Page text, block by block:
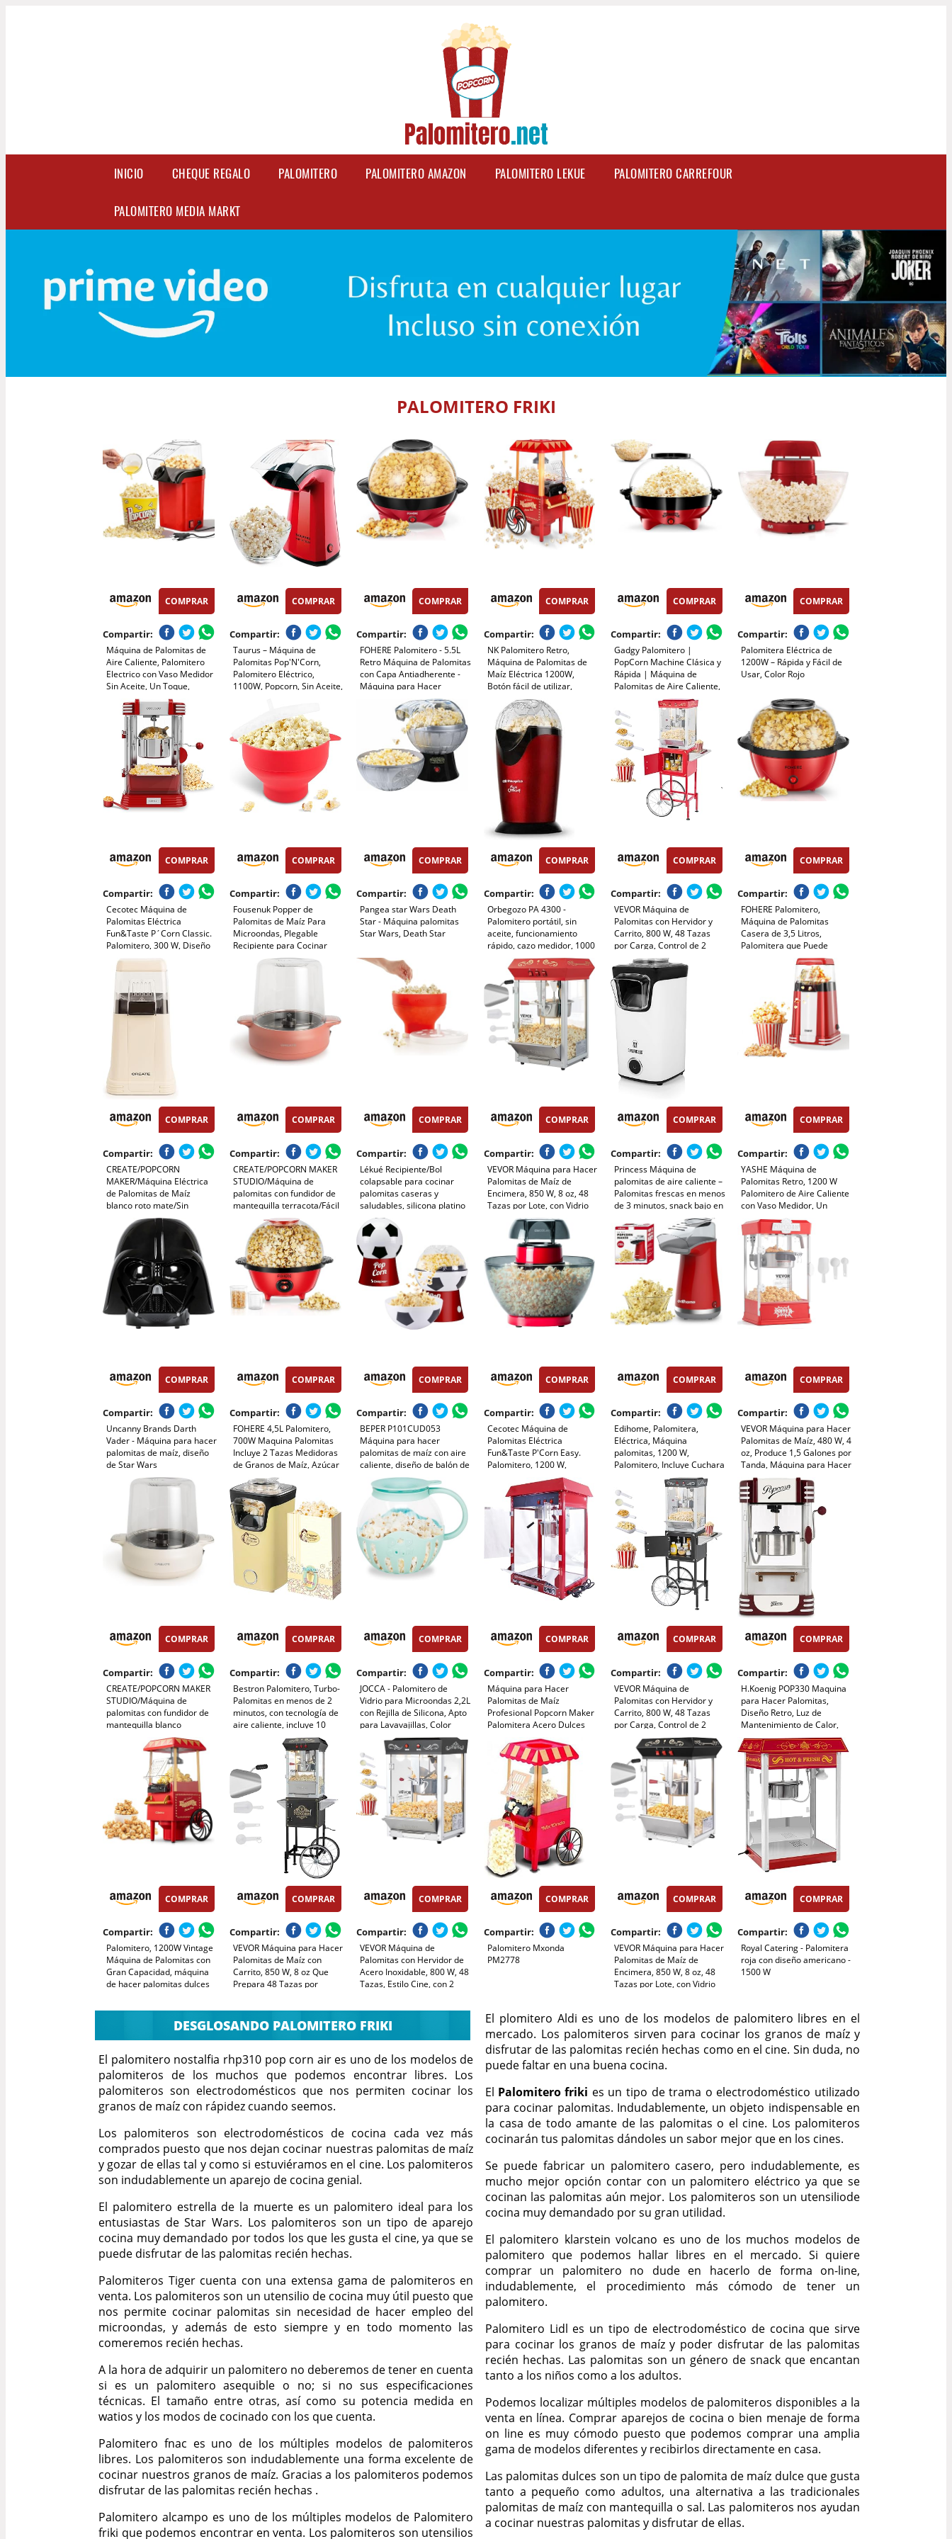
INICIO CHEQUE REGALO PALOMITERO PALOMITERO AMAZON PALOMITERO LEKUE PALOMITERO CARREFOUR
PALOMITERO MEDIA MARKT
PALOMITERO FRIKI
COMPRAR
Compartir:
Máquina de Palomitas de
Aire Caliente, Palomitero
Electrico con Vaso Medidor
Sin Aceite, Un Toque,
Palomitas en 3 MIN
Maquina Palomita Portátil
para Cine en Casa, Noches
de Película, Fiestas
COMPRAR
Compartir:
Taurus – Máquina de
Palomitas Pop'N'Corn,
Palomitero Eléctrico,
1100W, Popcorn, Sin Aceite,
Transparente Dosificadora,
Compacto, Portátil, Fácil
Limpieza, Rojo
COMPRAR
Compartir:
FOHERE Palomitero - 5.5L
Retro Máquina de Palomitas
con Capa Antiadherente -
Máquina para Hacer
Palomitas de Maíz Fácil de
Usar - Silencioso y
Rápido(entre 4 min) (Rojo)
COMPRAR
Compartir:
NK Palomitero Retro,
Máquina de Palomitas de
Maíz Eléctrica 1200W,
Botón fácil de utilizar,
Preparación listas en 2
minutos, Aire Caliente,
Tamaño 0,3L, Portable,
Ideal para Casa
COMPRAR
Compartir:
Gadgy Palomitero |
PopCorn Machine Clásica y
Rápida | Máquina de
Palomitas de Aire Caliente,
Sin Aceite ni Grasa | Incluye
Vaso Medidor y Tapa
Superior Abatible |
Acabado Rojo Retro
COMPRAR
Compartir:
Palomitera Eléctrica de
1200W – Rápida y Fácil de
Usar, Color Rojo
COMPRAR
Compartir:
Cecotec Máquina de
Palomitas Eléctrica
Fun&Taste P´Corn Classic.
Palomitero, 300 W, Diseño
Retro, Olla de Acero
Inoxidable de 500 ml,
Bandeja extraíble, Luz
Interior, Cuchara
dosificadora
COMPRAR
Compartir:
Fousenuk Popper de
Palomitas de Maíz Para
Microondas, Plegable
Recipiente para Cocinar
Palomitas con Tapa y Asa,
Tazón de Palomitas de Maíz
COMPRAR
Compartir:
Pangea star Wars Death
Star - Máquina palomitas
Star Wars, Death Star
COMPRAR
Compartir:
Orbegozo PA 4300 -
Palomitero portátil, sin
aceite, funcionamiento
rápido, cazo medidor, 1000
W, Rojo Metalizado
COMPRAR
Compartir:
VEVOR Máquina de
Palomitas con Hervidor y
Carrito, 800 W, 48 Tazas
por Carga, Control de 2
Botones, Pared de Vidrio,
Puerta de Policarbonato, 1
Cucharada y 3 Cucharas,
Tojo, para 6-8 Personas
COMPRAR
Compartir:
FOHERE Palomitero,
Máquina de Palomitas
Casera de 3,5 Litros,
Palomitera que Puede
Agregar Azúcar y Aceite,
Agitación Automática, Olla
Antiadherente, Silenciosa y
Rápida, Adecuado Para Cine
en Casa
COMPRAR
Compartir:
CREATE/POPCORN
MAKER/Máquina Eléctrica
de Palomitas de Maíz
blanco roto mate/Sin
aceites o grasas, Fácil de
limpiar, Palomitas en 3 min,
80g de maiz por tanda,
Sitema de seguridad,
1200W
COMPRAR
Compartir:
CREATE/POPCORN MAKER
STUDIO/Máquina de
palomitas con fundidor de
mantequilla terracota/Fácil
de usar, Hasta 100g de
maiz, Palomita en 5 min,
Palomitas dulces o saladas,
500W
COMPRAR
Compartir:
Lékué Recipiente/Bol
colapsable para cocinar
palomitas caseras y
saludables, silicona platino
Rojo, 2800 ml
COMPRAR
Compartir:
VEVOR Máquina para Hacer
Palomitas de Maíz de
Encimera, 850 W, 8 oz, 48
Tazas por Lote, con Vidrio
Templado, Incluye 4
Cucharas, Estilo Cine, Color
Rojo, Alto Rendimiento, 390
x 345 x 610 mm
COMPRAR
Compartir:
Princess Máquina de
palomitas de aire caliente –
Palomitas frescas en menos
de 3 minutos, snack bajo en
calorías sin aceite, uso
rápido y fácil, perfecta para
el hogar y fiestas infantiles
COMPRAR
Compartir:
YASHE Máquina de
Palomitas Retro, 1200 W
Palomitero de Aire Caliente
con Vaso Medidor, Un
Toque, Sin Aceite, Perfecto
para Cine en Casa, Noches
de Película, Fiestas
COMPRAR
Compartir:
Uncanny Brands Darth
Vader - Máquina para hacer
palomitas de maíz, diseño
de Star Wars
COMPRAR
Compartir:
FOHERE 4,5L Palomitero,
700W Maquina Palomitas
Incluye 2 Tazas Medidoras
de Granos de Maíz, Azúcar
y Aceite, Agitación
Automática Electrico
Palomitera para las
Vacaciones y las Noches de
Cine, Rojo
COMPRAR
Compartir:
BEPER P101CUD053
Máquina para hacer
palomitas de maíz con aire
caliente, diseño de balón de
fútbol, sin aceite, rápida y
compacta, recipiente
incluido, ideal para noches
de cine y aficionados
COMPRAR
Compartir:
Cecotec Máquina de
Palomitas Eléctrica
Fun&Taste P'Corn Easy.
Palomitero, 1200 W,
Sistema de Inyección de
Aire, Tazón Extraíble, Tapa
Antiadherente y Extraíble,
Diseño Compacto
COMPRAR
Compartir:
Edihome, Palomitera,
Eléctrica, Máquina
palomitas, 1200 W,
Palomitero, Incluye Cuchara
Dosificadora, Palomitas de
Maíz listas en 2 minutos,
Popcorn (Rojo)
COMPRAR
Compartir:
VEVOR Máquina para Hacer
Palomitas de Maíz, 480 W, 4
oz, Produce 1,5 Galones por
Tanda, Máquina para Hacer
Palomitas de Maíz de
Sobremesa, Incluye 3 Palas,
Estilo cine, Rojo, 275 x 240 x
485 mm
COMPRAR
Compartir:
CREATE/POPCORN MAKER
STUDIO/Máquina de
palomitas con fundidor de
mantequilla blanco
roto/Fácil de usar, Hasta
100g de maiz, Palomita en 5
min, Palomitas dulces o
saladas, 500W
COMPRAR
Compartir:
Bestron Palomitero, Turbo-
Palomitas en menos de 2
minutos, con tecnología de
aire caliente, incluye 10
bolsas de palomitas y taza
medidora integrada,
colección Sweet Dreams,
Color: Amarillo
COMPRAR
Compartir:
JOCCA - Palomitero de
Vidrio para Microondas 2,2L
con Rejilla de Silicona, Apto
para Lavavajillas, Color
Turquesa
COMPRAR
Compartir:
Máquina para Hacer
Palomitas de Maíz
Profesional Popcorn Maker
Palomitera Acero Dulces
Caramelo Capacidad 230g
Fácil Limpieza 24 Meses
Garantía Eléctrica Apto
para Eventos Bares Fiestas
Restaurantes
COMPRAR
Compartir:
VEVOR Máquina de
Palomitas con Hervidor y
Carrito, 800 W, 48 Tazas
por Carga, Control de 2
Botones, Pared de Vidrio,
Puerta de Policarbonato, 1
Cucharada y 3 Cucharas,
por Estilo Teatral, Negro
COMPRAR
Compartir:
H.Koenig POP330 Maquina
para Hacer Palomitas,
Diseño Retro, Luz de
Mantenimiento de Calor,
Capacidad de Cacerola 50g
en Acero Inoxidable, Puerta
Magnetica, 360w
COMPRAR
Compartir:
Palomitero, 1200W Vintage
Máquina de Palomitas con
Gran Capacidad, máquina
de hacer palomitas dulces
AceitaLibre de BPA, Rojo
COMPRAR
Compartir:
VEVOR Máquina para Hacer
Palomitas de Maíz con
Carrito, 850 W, 8 oz Que
Prepara 48 Tazas por
Templado, Incluye 4 Palas,
Estilo Cine, Alto
Rendimiento, Negro, 610 x
410 x 1395 mm
COMPRAR
Compartir:
VEVOR Máquina de
Palomitas con Hervidor de
Acero Inoxidable, 800 W, 48
Tazas, Estilo Cine, con 2
de Cristal, Puerta de
Policarbonato, 1 Cucharada
y 3 Cucharas, Negro
COMPRAR
Compartir:
Palomitero Mxonda
PM2778
COMPRAR
Compartir:
VEVOR Máquina para Hacer
Palomitas de Maíz de
Encimera, 850 W, 8 oz, 48
Tazas por Lote, con Vidrio
Negro, Fácil de Limpiar, 390
x 345 x 610 mm
COMPRAR
Compartir:
Royal Catering - Palomitera
roja con diseño americano -
1500 W
DESGLOSANDO PALOMITERO FRIKI
El palomitero nostalfia rhp310 pop corn air es uno de los modelos de
palomiteros de los muchos que podemos encontrar libres. Los
palomiteros son electrodomésticos que nos permiten cocinar los
granos de maíz con rápidez cuando seemos.
Los palomiteros son electrodomésticos de cocina cada vez más
comprados puesto que nos dejan cocinar nuestras palomitas de maíz
y gozar de ellas tal y como si estuviéramos en el cine. Los palomiteros
son indudablemente un aparejo de cocina genial.
El palomitero estrella de la muerte es un palomitero ideal para los
entusiastas de Star Wars. Los palomiteros son un tipo de aparejo
cocina muy demandado por todos los que les gusta el cine, ya que se
puede disfrutar de las palomitas recién hechas.
Palomiteros Tiger cuenta con una extensa gama de palomiteros en
venta. Los palomiteros son un utensilio de cocina muy útil puesto que
nos permite cocinar palomitas sin necesidad de hacer empleo del
microondas, y además de esto siempre y en todo momento las
comeremos recién hechas.
A la hora de adquirir un palomitero no deberemos de tener en cuenta
si es un palomitero asequible o no; si no sus especificaciones
técnicas. El tamaño entre otras, así como su potencia medida en
watios y los modos de cocinado con los que cuenta.
Palomitero fnac es uno de los múltiples modelos de palomiteros
libres. Los palomiteros son indudablemente una forma excelente de
cocinar nuestros granos de maíz. Gracias a los palomiteros podemos
disfrutar de las palomitas recién hechas .
Palomitero alcampo es uno de los múltiples modelos de Palomitero
friki que podemos encontrar en venta. Los palomiteros son utensilios
El plomitero Aldi es uno de los modelos de palomitero libres en el
mercado. Los palomiteros sirven para cocinar los granos de maíz y
disfrutar de las palomitas recién hechas como en el cine. Sin duda, no
puede faltar en una buena cocina.
El Palomitero friki es un tipo de trama o electrodoméstico utilizado
para cocinar palomitas. Indudablemente, un objeto indispensable en
la casa de todo amante de las palomitas o el cine. Los palomiteros
cocinarán tus palomitas dándoles un sabor mejor que en los cines.
Se puede fabricar un palomitero casero, pero indudablemente, es
mucho mejor opción contar con un palomitero eléctrico ya que se
cocinan las palomitas aún mejor. Los palomiteros son un utensiliode
cocina muy demandado por su gran utilidad.
El palomitero klarstein volcano es uno de los muchos modelos de
palomitero que podemos hallar libres en el mercado. Si quiere
comprar un palomitero no dude en hacerlo de forma on-line,
indudablemente, el procedimiento más cómodo de tener un
palomitero.
Palomitero Lidl es un tipo de electrodoméstico de cocina que sirve
para cocinar los granos de maíz y poder disfrutar de las palomitas
recién hechas. Las palomitas son un género de snack que encantan
tanto a los niños como a los adultos.
Podemos localizar múltiples modelos de palomiteros disponibles a la
venta en línea. Comprar aparejos de cocina o bien menaje de forma
on line es muy cómodo puesto que podemos comprar una amplia
gama de modelos diferentes y recibirlos directamente en casa.
Las palomitas dulces son un tipo de palomita de maíz dulce que gusta
tanto a pequeño como adultos, una alternativa a las tradicionales
palomitas de maíz con mantequilla o sal. Las palomiteros nos ayudan
a cocinar nuestras palomitas y disfrutar de ellas.